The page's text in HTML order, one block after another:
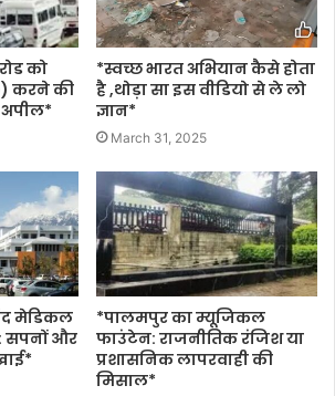
को
करने की
*स्वच्छ भारत अभियान कैसे होता
है ,थोड़ा सा इस वीडियो से ले लो
ज्ञान*
March 31, 2025
मेडिकल
सपनों और
*पालमपुर का म्यूजिकल
फाउंटेन: राजनीतिक रंजिश या
प्रशासनिक लापरवाही की
मिसाल*